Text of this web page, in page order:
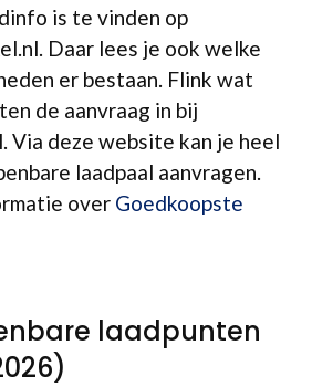
is te vinden op
Daar lees je ook welke
er bestaan. Flink wat
de aanvraag in bij
Via deze website kan je heel
laadpaal aanvragen.
over Goedkoopste
laadpunten